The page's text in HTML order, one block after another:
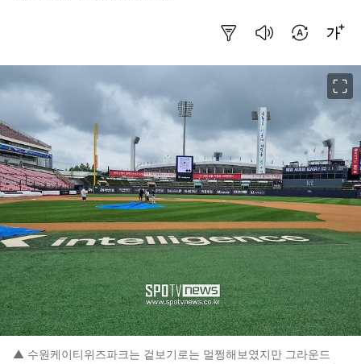
▲ 수원케이티위즈파크는 겉보기로는 멀쩡해보였지만 그라운드